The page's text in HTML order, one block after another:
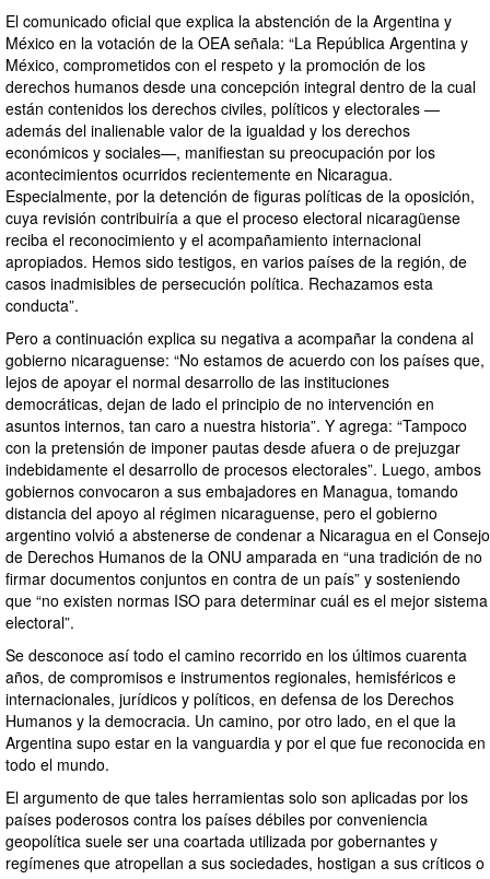
El comunicado oficial que explica la abstención de la Argentina y
México en la votación de la OEA señala: “La República Argentina y
México, comprometidos con el respeto y la promoción de los
derechos humanos desde una concepción integral dentro de la cual
están contenidos los derechos civiles, políticos y electorales —
además del inalienable valor de la igualdad y los derechos
económicos y sociales—, manifiestan su preocupación por los
acontecimientos ocurridos recientemente en Nicaragua.
Especialmente, por la detención de figuras políticas de la oposición,
cuya revisión contribuiría a que el proceso electoral nicaragüense
reciba el reconocimiento y el acompañamiento internacional
apropiados. Hemos sido testigos, en varios países de la región, de
casos inadmisibles de persecución política. Rechazamos esta
conducta”.
Pero a continuación explica su negativa a acompañar la condena al
gobierno nicaraguense: “No estamos de acuerdo con los países que,
lejos de apoyar el normal desarrollo de las instituciones
democráticas, dejan de lado el principio de no intervención en
asuntos internos, tan caro a nuestra historia”. Y agrega: “Tampoco
con la pretensión de imponer pautas desde afuera o de prejuzgar
indebidamente el desarrollo de procesos electorales”. Luego, ambos
gobiernos convocaron a sus embajadores en Managua, tomando
distancia del apoyo al régimen nicaraguense, pero el gobierno
argentino volvió a abstenerse de condenar a Nicaragua en el Consejo
de Derechos Humanos de la ONU amparada en “una tradición de no
firmar documentos conjuntos en contra de un país” y sosteniendo
que “no existen normas ISO para determinar cuál es el mejor sistema
electoral”.
Se desconoce así todo el camino recorrido en los últimos cuarenta
años, de compromisos e instrumentos regionales, hemisféricos e
internacionales, jurídicos y políticos, en defensa de los Derechos
Humanos y la democracia. Un camino, por otro lado, en el que la
Argentina supo estar en la vanguardia y por el que fue reconocida en
todo el mundo.
El argumento de que tales herramientas solo son aplicadas por los
países poderosos contra los países débiles por conveniencia
geopolítica suele ser una coartada utilizada por gobernantes y
regímenes que atropellan a sus sociedades, hostigan a sus críticos o